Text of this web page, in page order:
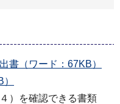
書（ワード：67KB）
）を確認できる書類